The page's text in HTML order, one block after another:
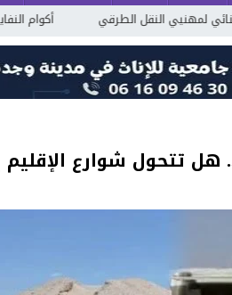
الطرقي أكوام النفايات تحاصر
هل تتحول شوارع الإقليم